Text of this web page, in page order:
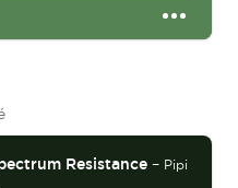
Resistance – Pipi